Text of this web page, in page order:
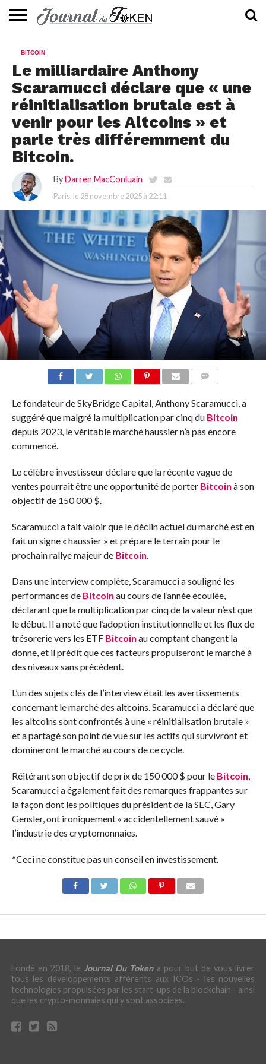
📰
EVALUATION
GUIDE
TENDANCES
À
CONTACTEZ-
BITCOIN
Le milliardaire Anthony
Scaramucci déclare que « une
réinitialisation brutale est à
venir pour les Altcoins » et
parle très différemment du
Bitcoin.
By Darren MacConluain
Paris, le 28 novembre 2025 à 22:11
Le fondateur de SkyBridge Capital, Anthony Scaramucci, a
suggéré que malgré la multiplication par cinq du Bitcoin
depuis 2023, le véritable marché haussier n’a pas encore
commencé.
Le célèbre investisseur déclare que la récente vague de
ventes pourrait être une opportunité de porter Bitcoin à son
objectif de 150 000 $.
Scaramucci a fait valoir que le déclin actuel du marché est en
fait un signe « haussier » et prépare le terrain pour le
prochain rallye majeur de Bitcoin.
Dans une interview complète, Scaramucci a souligné les
performances de Bitcoin au cours de l’année écoulée,
déclarant que la multiplication par cinq de la valeur n’est que
le début. Il a noté que l’adoption institutionnelle et les flux de
trésorerie vers les ETF Bitcoin au comptant changent la
donne, et il prédit que ces facteurs propulseront le marché à
des niveaux sans précédent.
L’un des sujets clés de l’interview était les avertissements
concernant le marché des altcoins. Scaramucci a déclaré que
les altcoins sont confrontés à une « réinitialisation brutale »
et a partagé son point de vue sur les actifs qui survivront et
domineront le marché au cours de ce cycle.
Réitérant son objectif de prix de 150 000 $ pour le Bitcoin,
Scaramucci a également fait des remarques frappantes sur
la façon dont les politiques du président de la SEC, Gary
Gensler, ont ironiquement « accidentellement sauvé »
l’industrie des cryptomonnaies.
*Ceci ne constitue pas un conseil en investissement.
Fondé en 2018, le Journal Du Tokena pour but de vous livrer
tous les développements afférents aux ICOs - les nouvelles
technologies propulsées par les start-ups de la blockchain - ainsi
que les crypto-monnaies qui y sont associées.